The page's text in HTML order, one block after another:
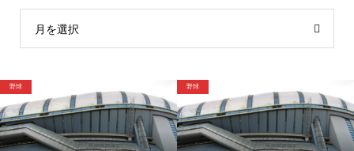
月を選択
野球 野球